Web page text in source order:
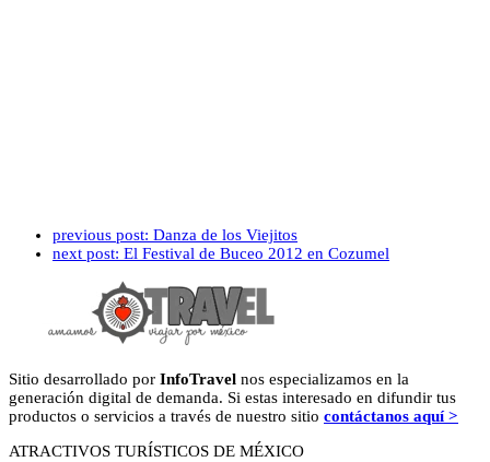
previous post: Danza de los Viejitos
next post: El Festival de Buceo 2012 en Cozumel
Sitio desarrollado por InfoTravel nos especializamos en la
generación digital de demanda. Si estas interesado en difundir tus
productos o servicios a través de nuestro sitio contáctanos aquí >
ATRACTIVOS TURÍSTICOS DE MÉXICO